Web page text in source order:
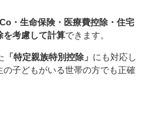
・生命保険・医療費控除・住宅
を考慮して計算できます。
「特定親族特別控除」 にも対応し
子どもがいる世帯の方でも正確